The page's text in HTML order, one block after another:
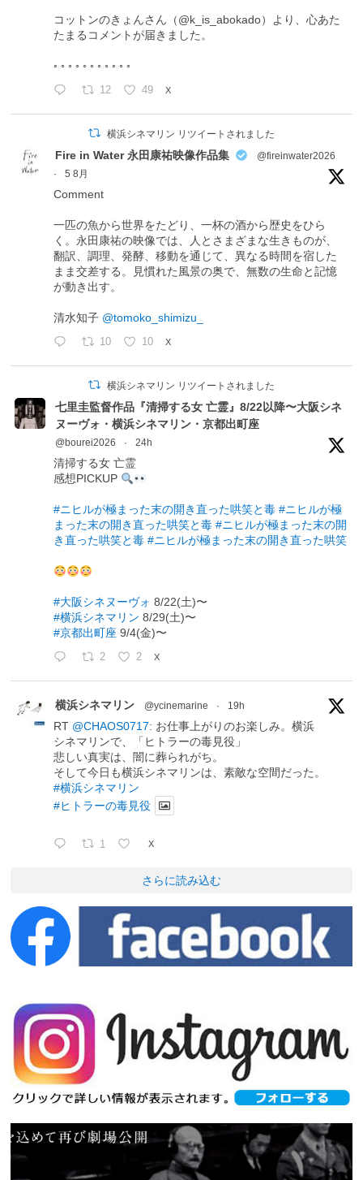
コットンのきょんさん（@k_is_abokado）より、心あた
たまるコメントが届きました。
◦ ◦ ◦ ◦ ◦ ◦ ◦ ◦ ◦ ◦ ◦
12 49 X
横浜シネマリン リツイートされました
Fire in Water 永田康祐映像作品集
@fireinwater2026
·
5 8月
Comment
一匹の魚から世界をたどり、一杯の酒から歴史をひら
く。永田康祐の映像では、人とさまざまな生きものが、
翻訳、調理、発酵、移動を通じて、異なる時間を宿した
まま交差する。見慣れた風景の奥で、無数の生命と記憶
が動き出す。
清水知子 @tomoko_shimizu_
10 10 X
横浜シネマリン リツイートされました
七里圭監督作品『清掃する女 亡霊』8/22以降〜大阪シネ
ヌーヴォ・横浜シネマリン・京都出町座
@bourei2026 · 24h
清掃する女 亡霊
感想PICKUP
#ニヒルが極まった末の開き直った哄笑と毒 #ニヒルが極
まった末の開き直った哄笑と毒 #ニヒルが極まった末の開
き直った哄笑と毒 #ニヒルが極まった末の開き直った哄笑
#大阪シネヌーヴォ 8/22(土)〜
#横浜シネマリン 8/29(土)〜
#京都出町座 9/4(金)〜
2 2 X
横浜シネマリン @ycinemarine · 19h
RT @CHAOS0717: お仕事上がりのお楽しみ。横浜
シネマリンで、「ヒトラーの毒見役」
悲しい真実は、闇に葬られがち。
そして今日も横浜シネマリンは、素敵な空間だった。
#横浜シネマリン
#ヒトラーの毒見役
1 X
さらに読み込む